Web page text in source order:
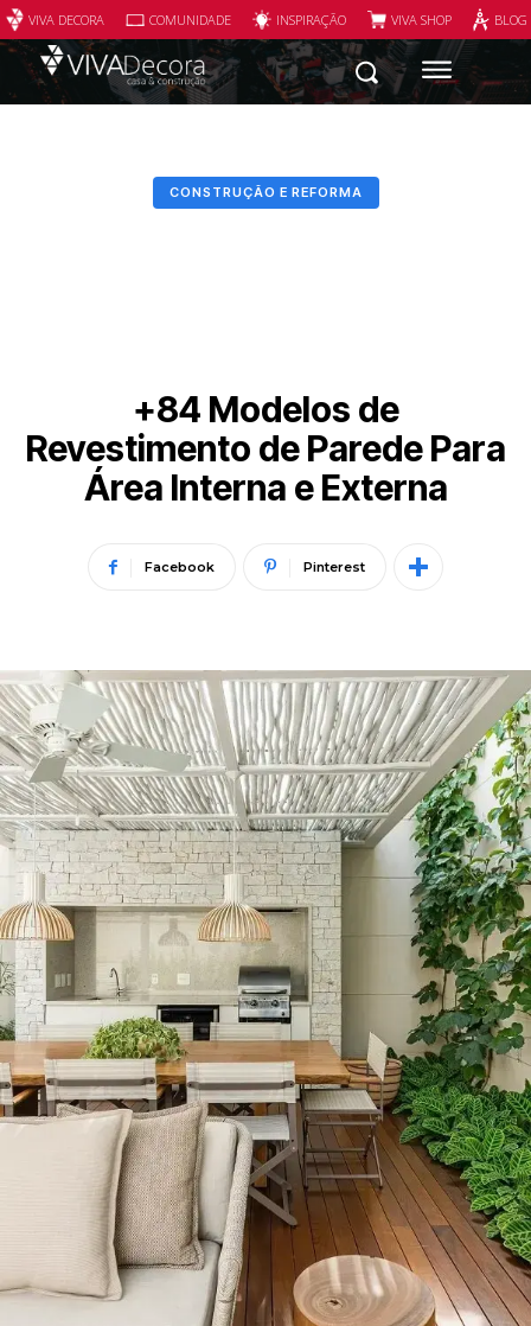
VIVA DECORA COMUNIDADE INSPIRAÇÃO VIVA SHOP
CONSTRUÇÃO E REFORMA
+84 Modelos de
Revestimento de Parede Para
Área Interna e Externa
Facebook Pinterest